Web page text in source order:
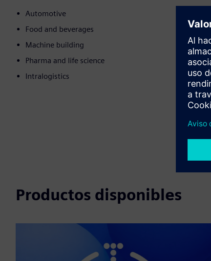
Automotive
Food and beverages
Machine building
Pharma and life science
Intralogistics
Productos disponibles